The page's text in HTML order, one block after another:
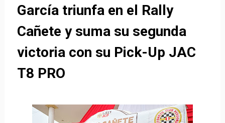
García triunfa en el Rally
Cañete y suma su segunda
victoria con su Pick-Up JAC
T8 PRO